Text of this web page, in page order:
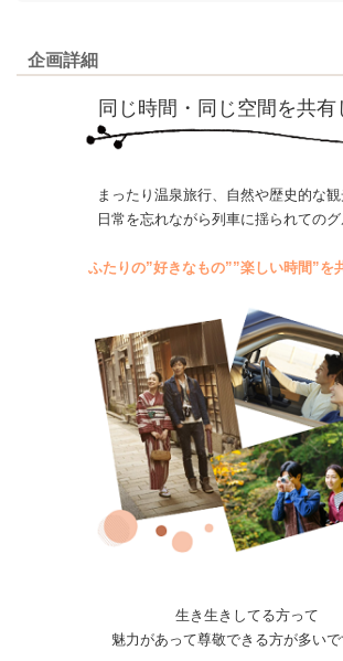
企画詳細
同じ時間・同じ空間を共有
まったり温泉旅行、自然や歴史的な観
日常を忘れながら列車に揺られてのグ
ふたりの”好きなもの””楽しい時間”を
生き生きしてる方って
魅力があって尊敬できる方が多い